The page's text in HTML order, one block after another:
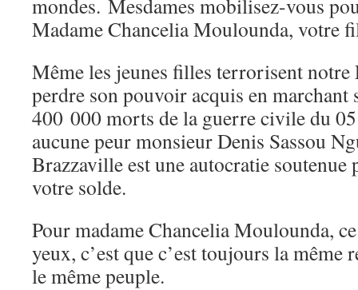
mondes. Mesdames mobilisez-vous
Madame Chancelia Moulounda,
Même les jeunes filles terrorisent
perdre son pouvoir acquis en marchant
400 000 morts de la guerre civile du
aucune peur monsieur Denis Sassou
Brazzaville est une autocratie soutenue
votre solde.
Pour madame Chancelia Moulounda,
yeux, c’est que c’est toujours la même
le même peuple.